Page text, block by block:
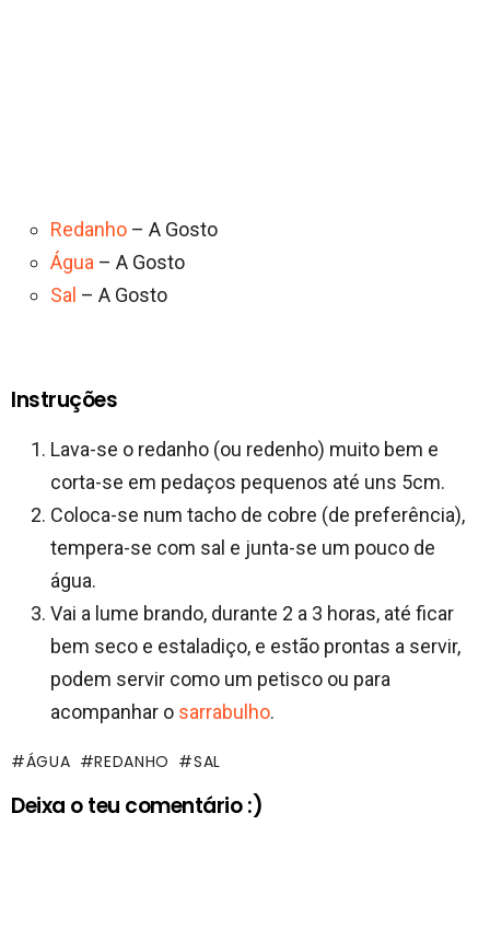
Redanho – A Gosto
Água – A Gosto
Sal – A Gosto
Instruções
Lava-se o redanho (ou redenho) muito bem e
corta-se em pedaços pequenos até uns 5cm.
Coloca-se num tacho de cobre (de preferência),
tempera-se com sal e junta-se um pouco de
água.
Vai a lume brando, durante 2 a 3 horas, até ficar
bem seco e estaladiço, e estão prontas a servir,
podem servir como um petisco ou para
acompanhar o sarrabulho.
ÁGUA REDANHO SAL
Deixa o teu comentário :)